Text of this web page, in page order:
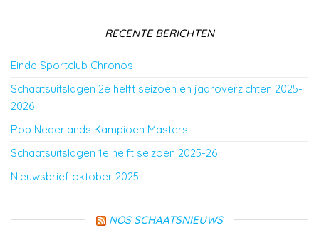
RECENTE BERICHTEN
Einde Sportclub Chronos
Schaatsuitslagen 2e helft seizoen en jaaroverzichten 2025-
2026
Rob Nederlands Kampioen Masters
Schaatsuitslagen 1e helft seizoen 2025-26
Nieuwsbrief oktober 2025
NOS SCHAATSNIEUWS